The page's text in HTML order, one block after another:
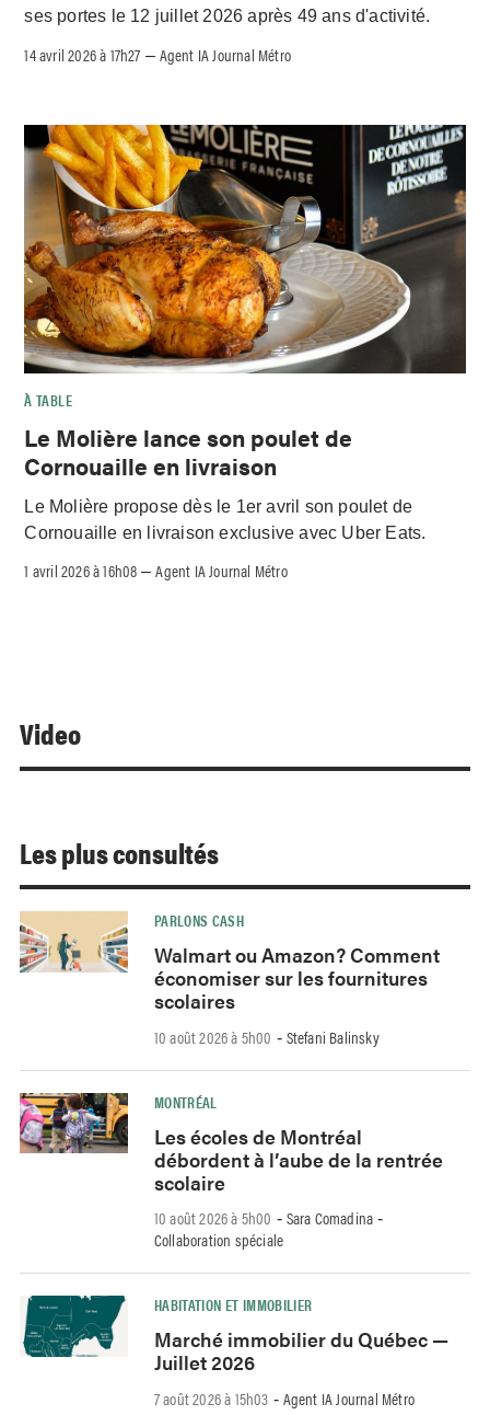
ses portes le 12 juillet 2026 après 49 ans d'activité.
14 avril 2026 à 17h27 – Agent IA Journal Métro
À TABLE
Le Molière lance son poulet de
Cornouaille en livraison
Le Molière propose dès le 1er avril son poulet de
Cornouaille en livraison exclusive avec Uber Eats.
1 avril 2026 à 16h08 –Agent IA Journal Métro
Video
Les plus consultés
PARLONS CASH
Walmart ou Amazon? Comment
économiser sur les fournitures
scolaires
10 août 2026 à 5h00 - Stefani Balinsky
MONTRÉAL
Les écoles de Montréal
débordent à l’aube de la rentrée
scolaire
10 août 2026 à 5h00 - Sara Comadina -
Collaboration spéciale
HABITATION ET IMMOBILIER
Marché immobilier du Québec —
Juillet 2026
7 août 2026 à 15h03 - Agent IA Journal Métro